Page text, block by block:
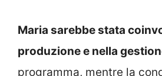
Maria sarebbe stata
produzione e nella
programma, mentre la